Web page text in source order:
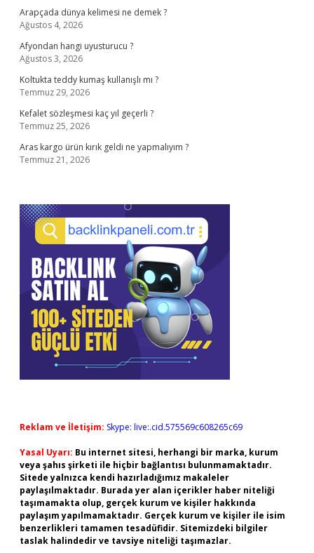
Arapçada dünya kelimesi ne demek ?
Ağustos 4, 2026
Afyondan hangi uyusturucu ?
Ağustos 3, 2026
Koltukta teddy kumaş kullanışlı mı ?
Temmuz 29, 2026
Kefalet sözleşmesi kaç yıl geçerli ?
Temmuz 25, 2026
Aras kargo ürün kırık geldi ne yapmalıyım ?
Temmuz 21, 2026
Reklam ve İletişim: Skype: live:.cid.575569c608265c69
Yasal Uyarı: Bu internet sitesi, herhangi bir marka, kurum
veya şahıs şirketi ile hiçbir bağlantısı bulunmamaktadır.
Sitede yalnızca kendi hazırladığımız makaleler
paylaşılmaktadır. Burada yer alan içerikler haber niteliği
taşımamakta olup, gerçek kurum ve kişiler hakkında
paylaşım yapılmamaktadır. Gerçek kurum ve kişiler ile isim
benzerlikleri tamamen tesadüfidir. Sitemizdeki bilgiler
taslak halindedir ve tavsiye niteliği taşımazlar.